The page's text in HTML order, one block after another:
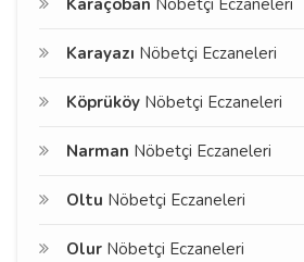
Karaçoban Nöbetçi Eczaneleri
Karayazı Nöbetçi Eczaneleri
Köprüköy Nöbetçi Eczaneleri
Narman Nöbetçi Eczaneleri
Oltu Nöbetçi Eczaneleri
Olur Nöbetçi Eczaneleri